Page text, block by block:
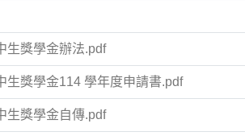
生獎學金辦法.pdf
生獎學金114 學年度申請書.pdf
生獎學金自傳.pdf